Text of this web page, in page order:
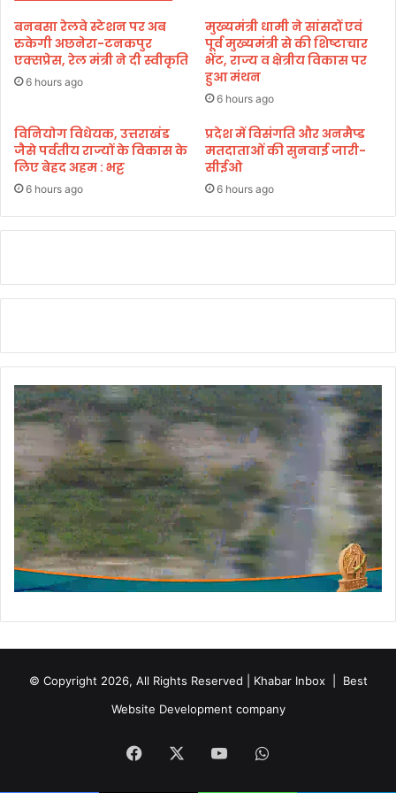
में
बा
र
ए
ए
श
न
दे
प्र
धि
मं
ड
ल
ने
मु
ख्य
मं
त्री
से
की
बनबसा रेलवे स्टेशन पर अब
रुकेगी अछनेरा-टनकपुर
एक्सप्रेस, रेल मंत्री ने दी स्वीकृति
6 hours ago
मुख्यमंत्री धामी ने सांसदों एवं
पूर्व मुख्यमंत्री से की शिष्टाचार
भेंट, राज्य व क्षेत्रीय विकास पर
हुआ मंथन
6 hours ago
विनियोग विधेयक, उत्तराखंड
जैसे पर्वतीय राज्यों के विकास के
लिए बेहद अहम : भट्ट
6 hours ago
प्रदेश में विसंगति और अनमैप्ड
मतदाताओं की सुनवाई जारी-
सीईओ
6 hours ago
© Copyright 2026, All Rights Reserved | Khabar Inbox | Best
Website Development company
Facebook YouTubeWhatsApp